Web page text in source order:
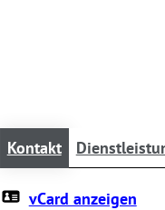
Kontakt
vCard anzeigen